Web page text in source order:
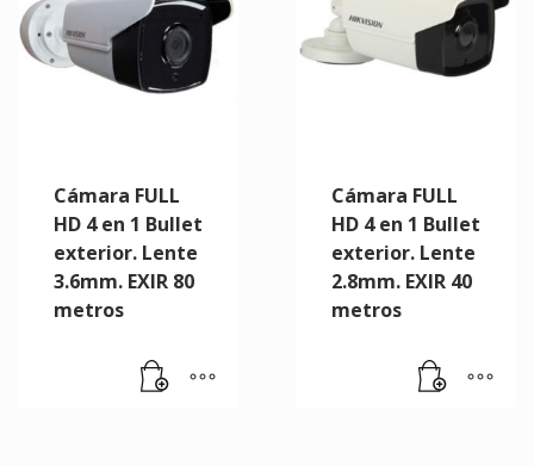
Cámara FULL
HD 4 en 1 Bullet
exterior. Lente
3.6mm. EXIR 80
metros
Cámara FULL
HD 4 en 1 Bullet
exterior. Lente
2.8mm. EXIR 40
metros